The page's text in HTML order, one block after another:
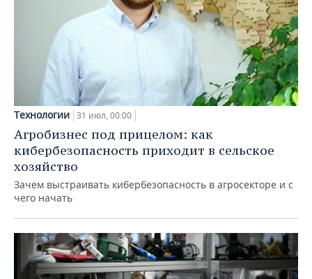
Технологии 31 июл, 00:00
Агробизнес под прицелом: как
кибербезопасность приходит в сельское
хозяйство
Зачем выстраивать кибербезопасность в агросекторе и с
чего начать